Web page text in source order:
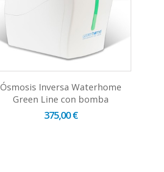
Ósmosis Inversa Waterhome
Green Line con bomba
375,00 €